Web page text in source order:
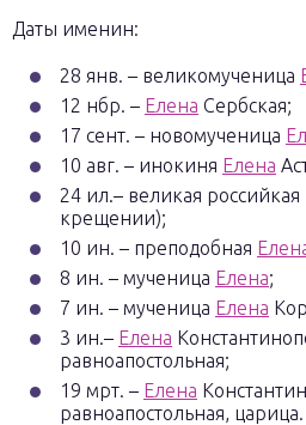
Даты именин:
28 янв. – великомученица
12 нбр. – Елена Сербская;
17 сент. – новомученица
10 авг. – инокиня Елена
24 ил.– великая российкая
крещении);
10 ин. – преподобная
8 ин. – мученица Елена;
7 ин. – мученица Елена
3 ин.– Елена
равноапостольная;
19 мрт. – Елена
равноапостольная, царица.